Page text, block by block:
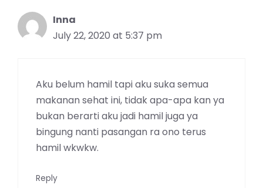
Inna
July 22, 2020 at 5:37 pm
Aku belum hamil tapi aku suka semua
makanan sehat ini, tidak apa-apa kan ya
bukan berarti aku jadi hamil juga ya
bingung nanti pasangan ra ono terus
hamil wkwkw.
Reply